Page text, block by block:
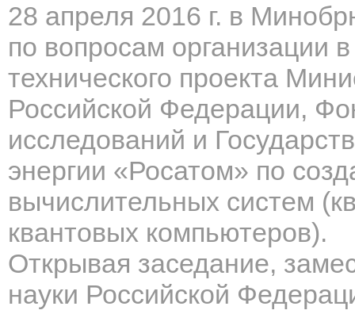
28 апреля 2016 г. в
по вопросам организации
технического проекта
Российской Федерации,
исследований и
энергии «Росатом» по
вычислительных систем
квантовых компьютеров).
Открывая заседание,
науки Российской